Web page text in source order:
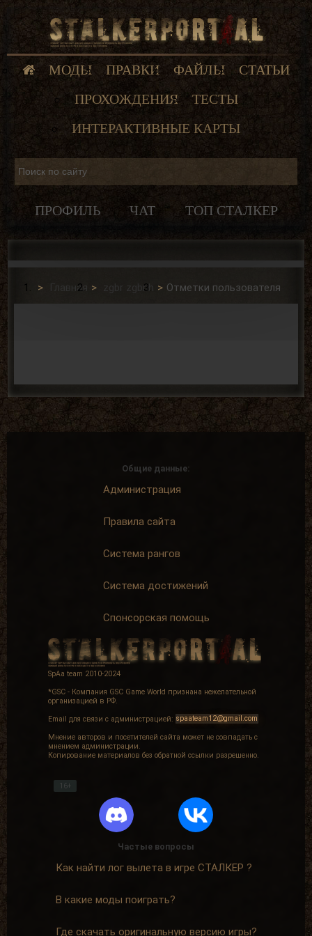
МОДЫ ПРАВКИ ФАЙЛЫ
СТАТЬИ
ПРОХОЖДЕНИЯ
ТЕСТЫ
ИНТЕРАКТИВНЫЕ КАРТЫ
ПРОФИЛЬ ЧАТ ТОП СТАЛКЕР
Главная zgbr zgbrih Отметки пользователя
Общие данные:
Администрация
Правила сайта
Система рангов
Система достижений
Спонсорская помощь
SpAa team 2010-2024
*GSC - Компания GSC Game World признана нежелательной
организацией в РФ.
Email для связи с администрацией: spaateam12@gmail.com
Мнение авторов и посетителей сайта может не совпадать с
мнением администрации.
Копирование материалов без обратной ссылки разрешенно.
16+
Частые вопросы
Как найти лог вылета в игре СТАЛКЕР ?
В какие моды поиграть?
Где скачать оригинальную версию игры?